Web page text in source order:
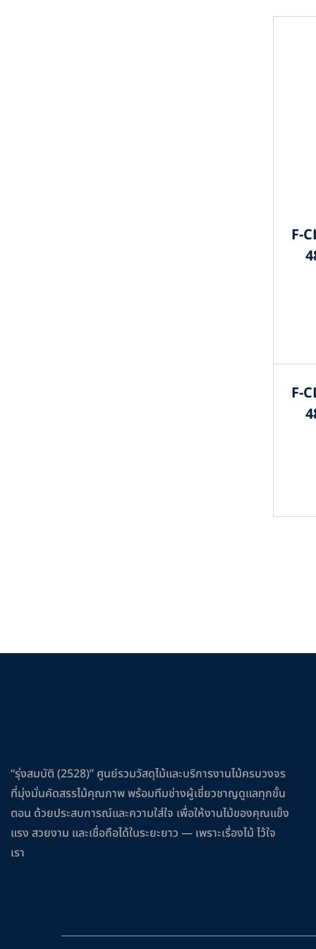
F-
F-
“รุ่งสมบัติ (2528)” ศูนย์รวมวัสดุไม้และบริการงานไม้ครบวงจร
ที่มุ่งมั่นคัดสรรไม้คุณภาพ พร้อมทีมช่างผู้เชี่ยวชาญดูแลทุกขั้น
ตอน ด้วยประสบการณ์และความใส่ใจ เพื่อให้งานไม้ของคุณแข็ง
แรง สวยงาม และเชื่อถือได้ในระยะยาว — เพราะเรื่องไม้ ไว้ใจ
เรา